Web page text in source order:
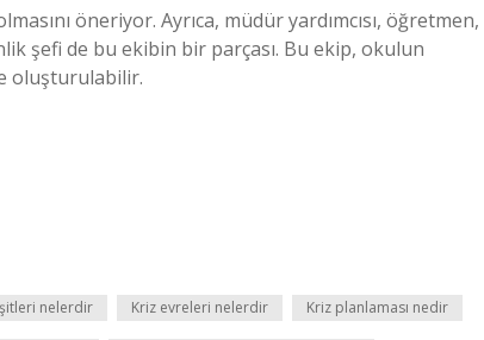
öneriyor. Ayrıca, müdür yardımcısı, öğretmen,
şefi de bu ekibin bir parçası. Bu ekip, okulun
oluşturulabilir.
nelerdir Kriz evreleri nelerdir Kriz planlaması nedir